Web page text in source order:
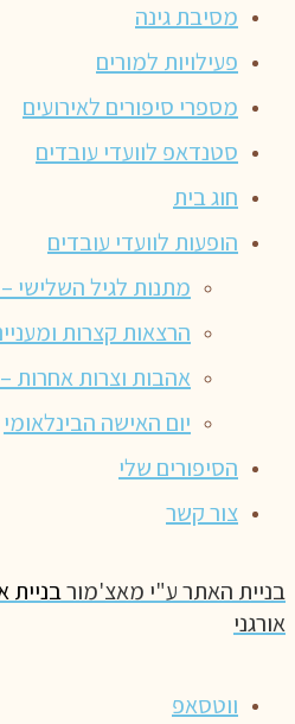
מסיבת גינה
פעילויות למורים
מספרי סיפורים לאירועים
סטנדאפ לוועדי עובדים
חוג בית
הופעות לוועדי עובדים
מתנות לגיל השלישי
הרצאות קצרות
אהבות וצרות אחרות
יום האישה הבינלאומי
הסיפורים שלי
צור קשר
בניית האתר ע"י מאצ'מורבניית
אורגני
ווטסאפ